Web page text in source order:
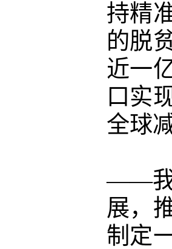
持精
的脱
近一
口实
全球
——我
展，
制定